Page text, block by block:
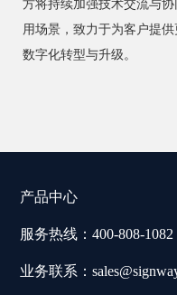
方将持续加强技术交流与
用场景，致力于为客户提
数字化转型与升级。
产品中心
服务热线：400-808-1082
业务联系：